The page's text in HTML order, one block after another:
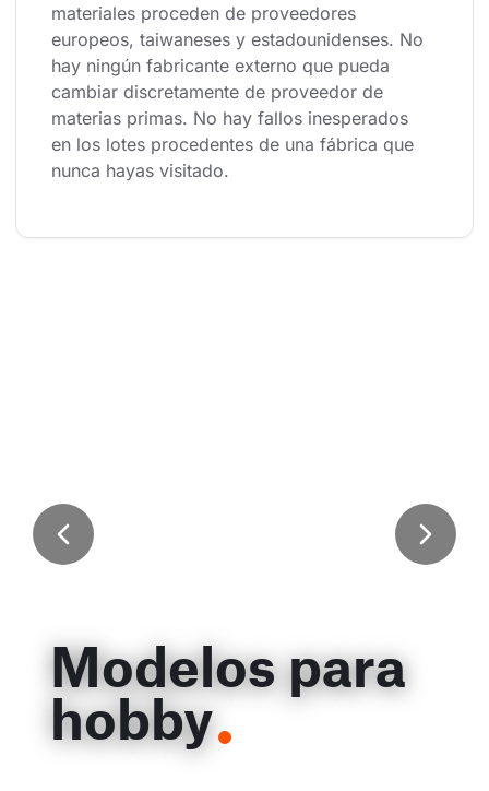
materiales proceden de proveedores
europeos, taiwaneses y estadounidenses. No
hay ningún fabricante externo que pueda
cambiar discretamente de proveedor de
materias primas. No hay fallos inesperados
en los lotes procedentes de una fábrica que
nunca hayas visitado.
Modelos para
hobby